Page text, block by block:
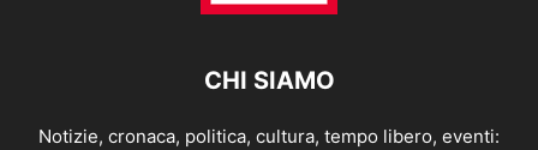
CHI SIAMO
Notizie, cronaca, politica, cultura, tempo libero, eventi: